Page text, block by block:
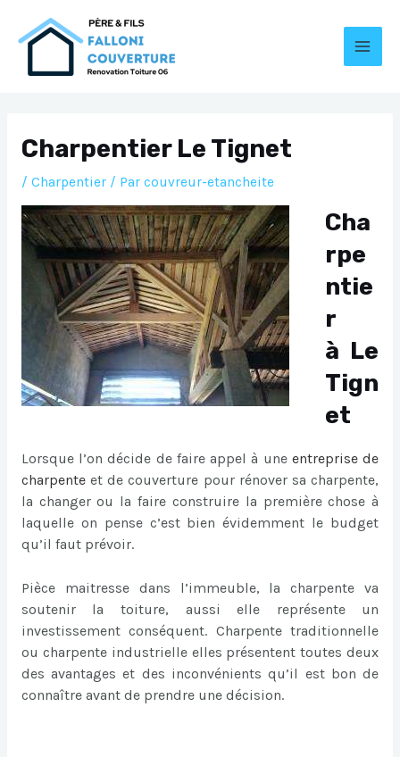
Charpentier Le Tignet
/ Charpentier/ Par couvreur-etancheite
Cha
rpe
ntie
r
à Le
Tign
et
Lorsque l’on décide de faire appel à une entreprise de
charpenteet de couverture pour rénover sa charpente,
la changer ou la faire construire la première chose à
laquelle on pense c’est bien évidemment le budget
qu’il faut prévoir.
Pièce maitresse dans l’immeuble, la charpente va
soutenir la toiture, aussi elle représente un
investissement conséquent. Charpente traditionnelle
ou charpente industrielle elles présentent toutes deux
des avantages et des inconvénients qu’il est bon de
connaître avant de prendre une décision.